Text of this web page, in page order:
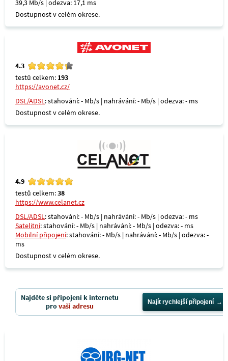
39,3 Mb/s | odezva: 17,1 ms
Dostupnost v celém okrese.
4.3
testů celkem: 193
https://avonet.cz/
DSL/ADSL: stahování: - Mb/s | nahrávání: - Mb/s | odezva: - ms
Dostupnost v celém okrese.
4.9
testů celkem:38
https://www.celanet.cz
DSL/ADSL: stahování: - Mb/s | nahrávání: - Mb/s | odezva: - ms
Satelitní: stahování: - Mb/s | nahrávání: - Mb/s | odezva: - ms
Mobilní připojení: stahování: - Mb/s | nahrávání: - Mb/s | odezva: -
ms
Dostupnost v celém okrese.
Najděte si připojení k internetu
provaši adresu Najít rychlejší připojení